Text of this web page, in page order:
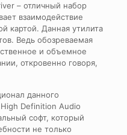
– отличный набор
взаимодействие
картой. Данная утилита
Ведь обозреваемая
и объемное
откровенно говоря,
данного
Definition Audio
софт, который
не только